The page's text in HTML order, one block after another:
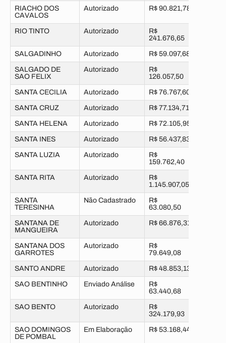
RIACHO DOS
CAVALOS
Autorizado R$ 90.821,78
RIO TINTO Autorizado
R$
241.676,65
SALGADINHO Autorizado R$ 59.097,68
SALGADO DE
SAO FELIX
Autorizado
R$
126.057,50
SANTA CECILIA Autorizado R$ 76.767,60
SANTA CRUZ Autorizado R$ 77.134,71
SANTA HELENA Autorizado R$ 72.105,95
SANTA INES Autorizado R$ 56.437,83
SANTA LUZIA Autorizado
R$
159.762,40
SANTA RITA Autorizado
R$
1.145.907,05
SANTA
TERESINHA
Não Cadastrado
R$
63.080,50
SANTANA DE
MANGUEIRA
Autorizado R$ 66.876,31
SANTANA DOS
GARROTES
Autorizado
R$
79.649,08
SANTO ANDRE Autorizado R$ 48.853,13
SAO BENTINHO Enviado Análise
R$
63.440,68
SAO BENTO Autorizado
R$
324.179,93
SAO DOMINGOS
DE POMBAL
Em Elaboração R$ 53.168,44